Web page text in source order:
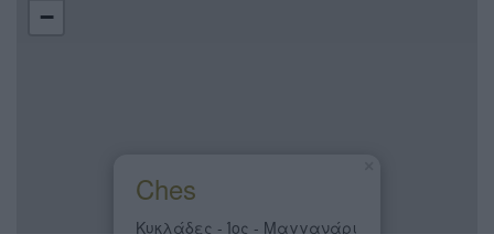
Ches
Κυκλάδες - Ίος - Μαγγανάρι
−